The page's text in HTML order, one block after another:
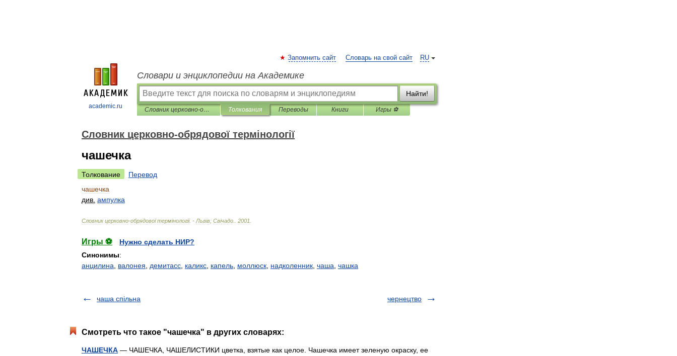
academic.ru
RU
Запомнить сайт Словарь на свой сайт
Словари и энциклопедии на Академике
Найти!
Словник церковно-обрядової термінології Толкования Переводы Книги Игры ⚽
Словник церковно-обрядової термінології
чашечка
Толкование
Перевод
чашечка
див ампулка
Словник церковно-обрядової термінології. - Львів; Свічадо 2001
Игры ⚽
Нужно сделать НИР?
Синонимы:
анцилина
валонея демитасс каликс капель моллюск надколенник чаша чашка
чаша спільна чернецтво
Смотреть что такое "чашечка" в других словарях:
ЧАШЕЧКА — ЧАШЕЧКА, ЧАШЕЛИСТИКИ цветка, взятые как целое. Чашечка имеет зеленую окраску, ее